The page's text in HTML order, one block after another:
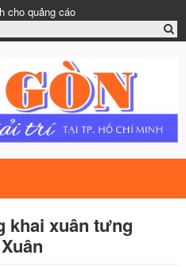
cho quảng cáo
khai xuân tưng